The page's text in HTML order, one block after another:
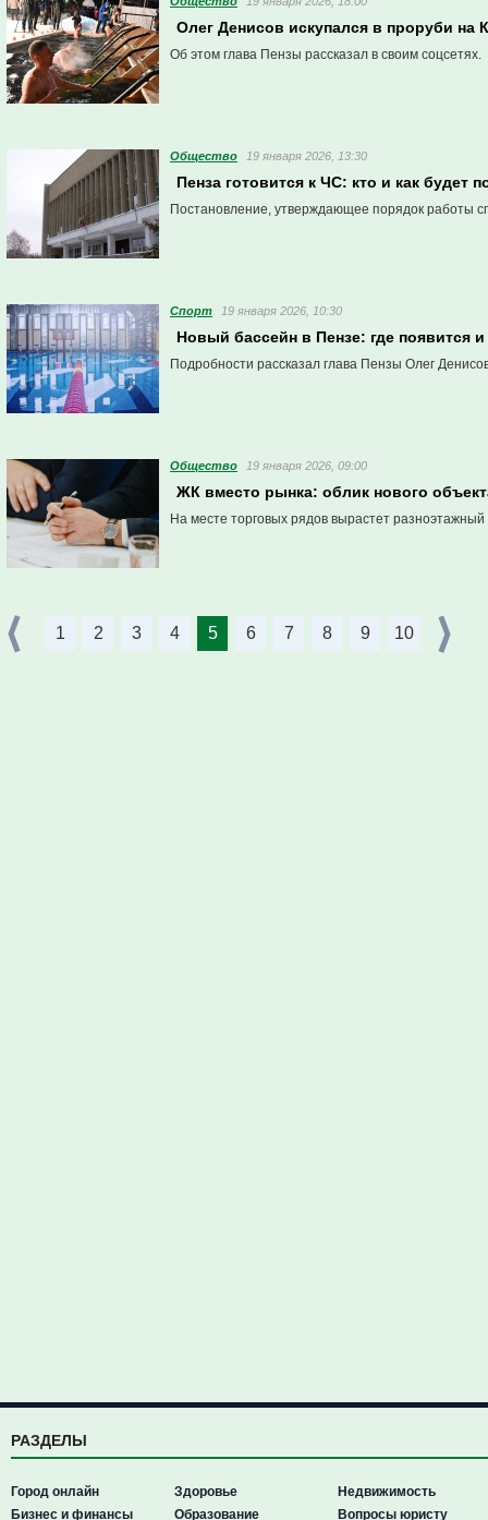
Олег Денисов искупался в проруби на
Об этом глава Пензы рассказал в своим соцсетях.
Общество 19 января 2026, 13:30
Пенза готовится к ЧС: кто и как будет
Постановление, утверждающее порядок работы
Спорт 19 января 2026, 10:30
Новый бассейн в Пензе: где появится
Подробности рассказал глава Пензы Олег
Общество 19 января 2026, 09:00
ЖК вместо рынка: облик нового
На месте торговых рядов вырастет
1 2 3 4 5 6 7 8 9 10
РАЗДЕЛЫ
Город онлайн
Бизнес и финансы
Здоровье
Образование
Недвижимость
Вопросы юристу